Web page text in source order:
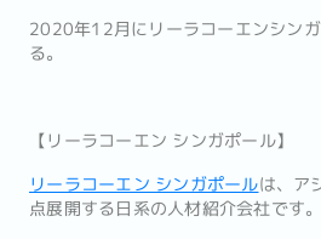
2020年12月にリーラコーエンシン
る。
【リーラコーエン シンガポール】
リーラコーエン シンガポールは、ア
点展開する日系の人材紹介会社です。